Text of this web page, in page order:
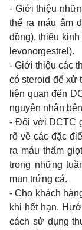
- Giới thiệu
thể ra máu âm
đồng), thiểu
levonorgestrel).
- Giới thiệu các
có steroid để xử
liên quan đến
nguyên nhân
- Đối với DCTC
rõ về các đặc
ra máu thấm
trong những
mụn trứng cá.
- Cho khách
khi hết hạn.
cách sử dụng